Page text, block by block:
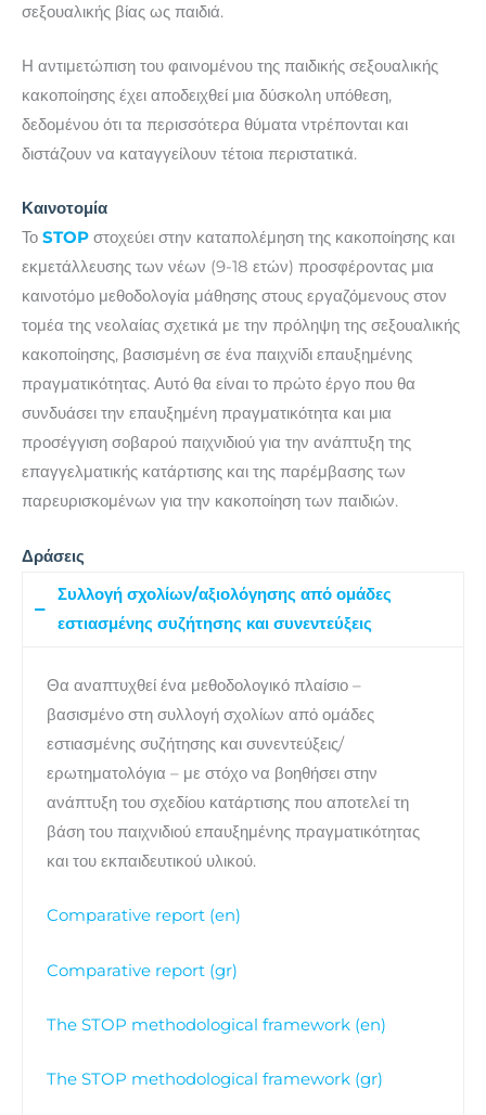
σεξουαλικής βίας ως παιδιά.
Η αντιμετώπιση του φαινομένου της παιδικής σεξουαλικής
κακοποίησης έχει αποδειχθεί μια δύσκολη υπόθεση,
δεδομένου ότι τα περισσότερα θύματα ντρέπονται και
διστάζουν να καταγγείλουν τέτοια περιστατικά.
Καινοτομία
Το STOP στοχεύει στην καταπολέμηση της κακοποίησης και
εκμετάλλευσης των νέων (9-18 ετών) προσφέροντας μια
καινοτόμο μεθοδολογία μάθησης στους εργαζόμενους στον
τομέα της νεολαίας σχετικά με την πρόληψη της σεξουαλικής
κακοποίησης, βασισμένη σε ένα παιχνίδι επαυξημένης
πραγματικότητας. Αυτό θα είναι το πρώτο έργο που θα
συνδυάσει την επαυξημένη πραγματικότητα και μια
προσέγγιση σοβαρού παιχνιδιού για την ανάπτυξη της
επαγγελματικής κατάρτισης και της παρέμβασης των
παρευρισκομένων για την κακοποίηση των παιδιών.
Δράσεις
Συλλογή σχολίων/αξιολόγησης από ομάδες
εστιασμένης συζήτησης και συνεντεύξεις
Θα αναπτυχθεί ένα μεθοδολογικό πλαίσιο –
βασισμένο στη συλλογή σχολίων από ομάδες
εστιασμένης συζήτησης και συνεντεύξεις/
ερωτηματολόγια – με στόχο να βοηθήσει στην
ανάπτυξη του σχεδίου κατάρτισης που αποτελεί τη
βάση του παιχνιδιού επαυξημένης πραγματικότητας
και του εκπαιδευτικού υλικού.
Comparative report (en)
Comparative report (gr)
The STOP methodological framework (en)
The STOP methodological framework (gr)